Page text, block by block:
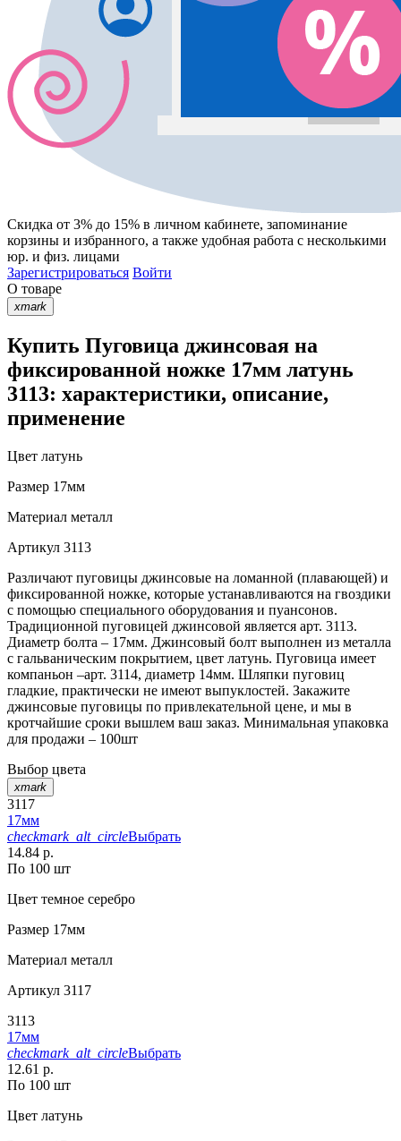
Скидка от 3% до 15% в личном кабинете, запоминание
корзины и избранного, а также удобная работа с несколькими
юр. и физ. лицами
Зарегистрироваться Войти
О товаре
xmark
Купить Пуговица джинсовая на
фиксированной ножке 17мм латунь
3113: характеристики, описание,
применение
Цвет латунь
Размер 17мм
Материал металл
Артикул 3113
Различают пуговицы джинсовые на ломанной (плавающей) и
фиксированной ножке, которые устанавливаются на гвоздики
с помощью специального оборудования и пуансонов.
Традиционной пуговицей джинсовой является арт. 3113.
Диаметр болта – 17мм. Джинсовый болт выполнен из металла
с гальваническим покрытием, цвет латунь. Пуговица имеет
компаньон –арт. 3114, диаметр 14мм. Шляпки пуговиц
гладкие, практически не имеют выпуклостей. Закажите
джинсовые пуговицы по привлекательной цене, и мы в
кротчайшие сроки вышлем ваш заказ. Минимальная упаковка
для продажи – 100шт
Выбор цвета
xmark
3117
17мм
checkmark_alt_circleВыбрать
14.84 р.
По 100 шт
Цвет темное серебро
Размер 17мм
Материал металл
Артикул 3117
3113
17мм
checkmark_alt_circleВыбрать
12.61 р.
По 100 шт
Цвет латунь